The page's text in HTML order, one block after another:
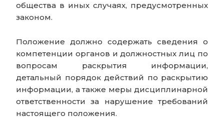
общества в иных случаях, предусмотренных
законом.
Положение должно содержать сведения о
компетенции органов и должностных лиц по
вопросам раскрытия информации,
детальный порядок действий по раскрытию
информации, а также меры дисциплинарной
ответственности за нарушение требований
настоящего положения.